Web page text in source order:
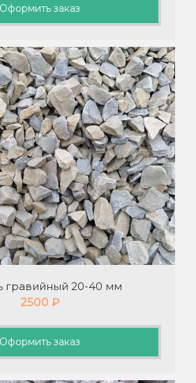
Оформить заказ
гравийный 20-40 мм
2500 ₽
Оформить заказ